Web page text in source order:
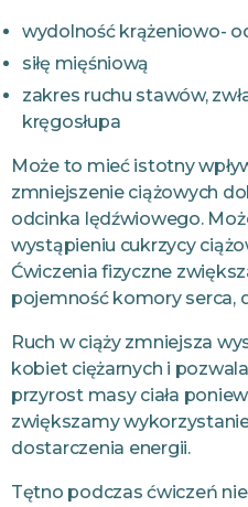
wydolność krążeniowo-
siłę mięśniową
zakres ruchu stawów,
kręgosłupa
Może to mieć istotny
zmniejszenie ciążowych
odcinka lędźwiowego.
wystąpieniu cukrzycy
Ćwiczenia fizyczne
pojemność komory serca,
Ruch w ciąży zmniejsza
kobiet ciężarnych i
przyrost masy ciała
zwiększamy
dostarczenia energii.
Tętno podczas ćwiczeń